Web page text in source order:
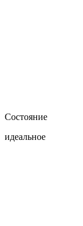
Состояние
идеальное